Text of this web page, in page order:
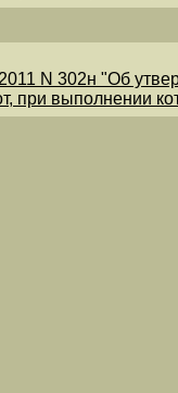
N 302н "Об
при выполнении